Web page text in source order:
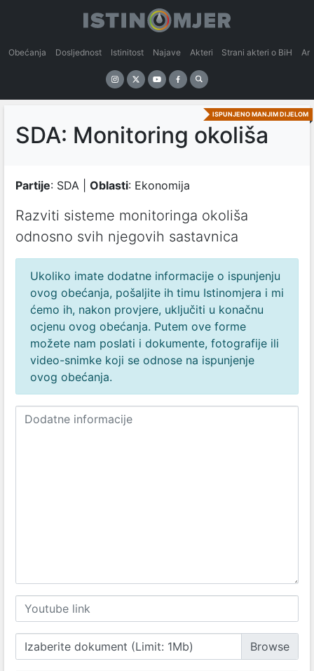
Obećanja Dosljednost Istinitost Najave Akteri Strani akteri o BiH
ISPUNJENO MANJIM DIJELOM
SDA: Monitoring okoliša
Partije: SDA | Oblasti: Ekonomija
Razviti sisteme monitoringa okoliša
odnosno svih njegovih sastavnica
Ukoliko imate dodatne informacije o ispunjenju
ovog obećanja, pošaljite ih timu Istinomjera i mi
ćemo ih, nakon provjere, uključiti u konačnu
ocjenu ovog obećanja. Putem ove forme
možete nam poslati i dokumente, fotografije ili
video-snimke koji se odnose na ispunjenje
ovog obećanja.
Izaberite dokument (Limit: 1Mb)